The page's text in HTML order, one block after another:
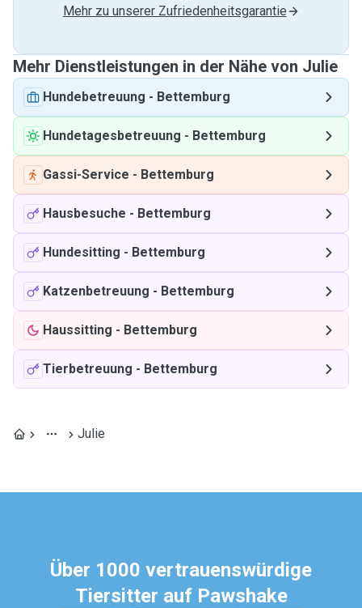
Mehr zu unserer Zufriedenheitsgarantie
Mehr Dienstleistungen in der Nähe von Julie
Hundebetreuung - Bettemburg
Hundetagesbetreuung - Bettemburg
Gassi-Service - Bettemburg
Hausbesuche - Bettemburg
Hundesitting - Bettemburg
Katzenbetreuung - Bettemburg
Haussitting - Bettemburg
Tierbetreuung - Bettemburg
Julie
Über 1000 vertrauenswürdige
Tiersitter auf Pawshake